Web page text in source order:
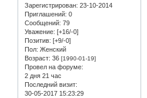
Зарегистрирован: 23-10-2014
Приглашений: 0
Сообщений: 79
Уважение: [+16/-0]
Позитив: [+9/-0]
Пол: Женский
Возраст: 36 [1990-01-19]
Провел на форуме:
2 дня 21 час
Последний визит:
30-05-2017 15:23:29